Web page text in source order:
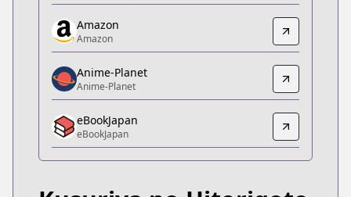
https://mangadex.org/title/e18fe8c6-f6dc-4f05-
Amazon
Amazon
https://www.amazon.co.jp/dp/B07BHZ7W3S
Anime-Planet
Anime-Planet
https://www.anime-planet.com/manga/kusuriya-
eBookJapan
eBookJapan
Amazon
Amazon
Anime-Planet
Anime-Planet
eBookJapan
eBookJapan